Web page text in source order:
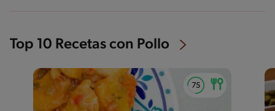
Top 10 Recetas con Pollo